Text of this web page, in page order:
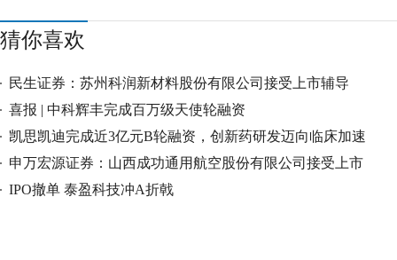
猜你喜欢
民生证券：苏州科润新材料股份有限公司接受上市辅导
喜报 | 中科辉丰完成百万级天使轮融资
凯思凯迪完成近3亿元B轮融资，创新药研发迈向临床加速
期
申万宏源证券：山西成功通用航空股份有限公司接受上市
辅导
IPO撤单 泰盈科技冲A折戟